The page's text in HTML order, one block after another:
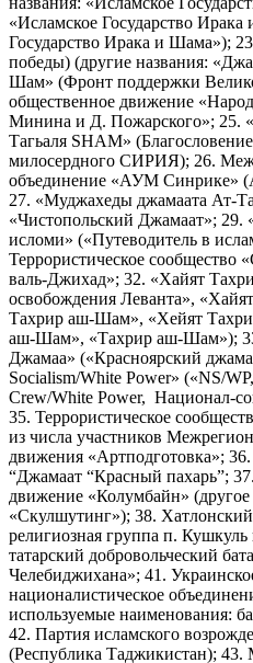
«Исламское Государство
Государство Ирака и Шама»);
победы) (другие названия:
Шам» (Фронт поддержки
общественное движение
Минина и Д. Пожарского»; 25.
Тагьаля SHAM»
милосердного СИРИЯ); 26.
объединение «АУМ Синрике»
27. «Муджахеды джамаата Ат-
«Чистопольский Джамаат»; 29.
исломи» («Путеводитель в
Террористическое сообщество
валь-Джихад»; 32. «Хайят
освобождения Леванта»,
Тахрир аш-Шам», «Хейят
аш-Шам», «Тахрир аш-Шам»);
Джамаа» («Красноярский
Socialism/White Power» («NS/
Crew/White Power, Национал-
35. Террористическое
из числа участников
движения «Артподготовка»;
“Джамаат “Красный пахарь”;
движение «Колумбайн»
«Скулшутинг»); 38.
религиозная группа п.
татарский добровольческий
Челебиджихана»; 41.
националистическое
используемые наименования:
42. Партия исламского
(Республика Таджикистан); 43.